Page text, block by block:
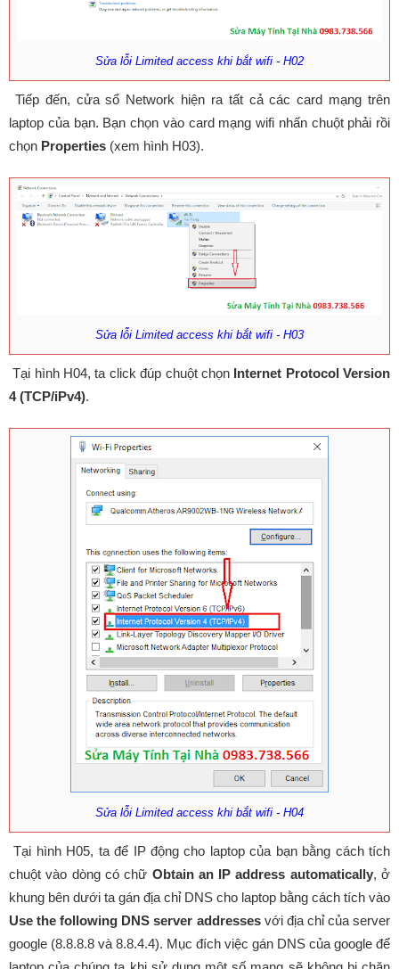
Sửa lỗi Limited access khi bắt wifi - H02
Tiếp đến, cửa sổ Network hiện ra tất cả các card mạng trên
laptop của bạn. Bạn chọn vào card mạng wifi nhấn chuột phải rồi
chọn Properties (xem hình H03).
Sửa lỗi Limited access khi bắt wifi - H03
Tại hình H04, ta click đúp chuột chọn Internet Protocol Version
4 (TCP/iPv4).
Sửa lỗi Limited access khi bắt wifi - H04
Tại hình H05, ta để IP động cho laptop của bạn bằng cách tích
chuột vào dòng có chữ Obtain an IP address automatically, ở
khung bên dưới ta gán địa chỉ DNS cho laptop bằng cách tích vào
Use the following DNS server addressesvới địa chỉ của server
google (8.8.8.8 và 8.8.4.4). Mục đích việc gán DNS của google để